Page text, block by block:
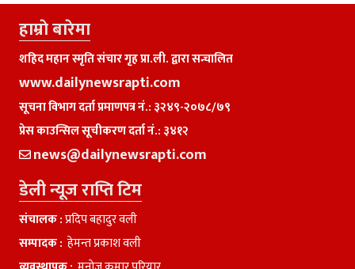
हाम्राे बारेमा
शहिद महान स्मृति संचार गृह प्रा.ली. द्वारा सन्चालित
www.dailynewsrapti.com
सूचना विभाग दर्ता प्रमाणपत्र नं.: ३२४९-२०७८/७९
प्रेस काउन्सिल सूचीकरण दर्ता नं.: ३४१२
news@dailynewsrapti.com
डेली न्यूज राप्ति टिम
संचालक :प्रदिप बहादुर वली
सम्पादक : हेमन्त प्रकाश वली